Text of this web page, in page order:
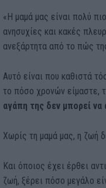
«Η μαμά μας είναι πολύ
ανησυχίες και κακές
ανεξάρτητα από το πώς
Αυτό είναι που καθιστά
το πόσο χρονών είμαστε,
αγάπη της δεν μπορεί να
Χωρίς τη μαμά μας, η ζωή
Και όποιος έχει έρθει
ζωή, ξέρει πόσο μεγάλο